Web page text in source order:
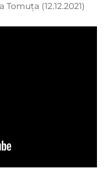
(12.12.2021)